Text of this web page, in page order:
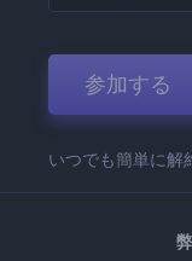
参加する
いつでも簡単に解